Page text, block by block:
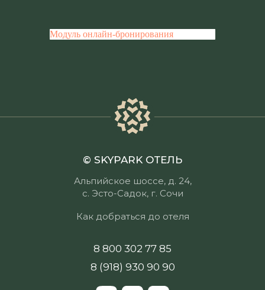
© SKYPARK ОТЕЛЬ
Альпийское шоссе, д. 24,
с. Эсто-Садок, г. Сочи
Как добраться до отеля
Модуль онлайн-бронирования
8 800 302 77 85
8 (918) 930 90 90